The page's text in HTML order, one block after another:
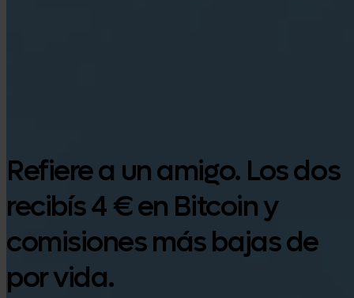
Refiere a un amigo. Los dos
recibís 4 € en Bitcoin y
comisiones más bajas de
por vida.